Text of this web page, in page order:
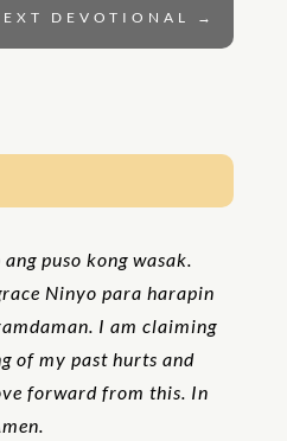
DEVOTIONAL →
puso kong wasak.
Ninyo para harapin
I am claiming
of my past hurts and
forward from this. In